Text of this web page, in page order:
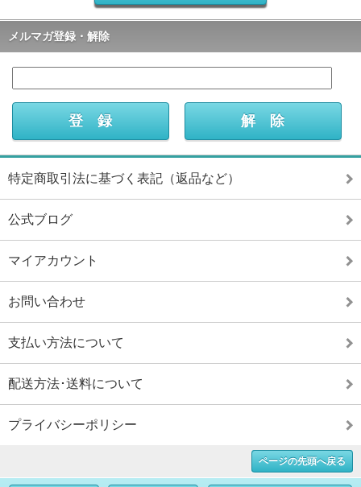
メルマガ登録・解除
特定商取引法に基づく表記（返品など）
公式ブログ
マイアカウント
お問い合わせ
支払い方法について
配送方法･送料について
プライバシーポリシー
ページの先頭へ戻る